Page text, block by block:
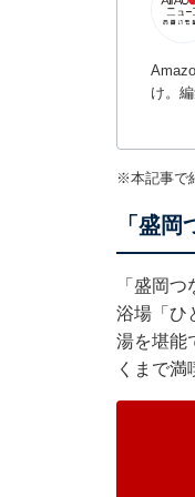
け。
※本記事で
「盛
「盛岡
浴場「ひ
湯を堪能
くまで満